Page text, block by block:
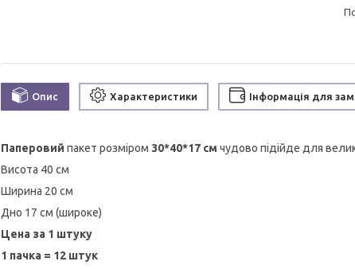
Опис Характеристики Інформація для
Паперовий пакет розміром 30*40*17 см чудово підійде для
Висота 40 см
Ширина 20 см
Дно 17 см (широке)
Цена за 1 штуку
1 пачка = 12 штук